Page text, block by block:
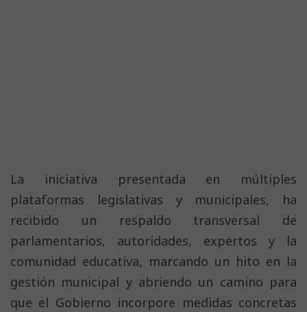
La iniciativa presentada en múltiples
plataformas legislativas y municipales, ha
recibido un respaldo transversal de
parlamentarios, autoridades, expertos y la
comunidad educativa, marcando un hito en la
gestión municipal y abriendo un camino para
que el Gobierno incorpore medidas concretas